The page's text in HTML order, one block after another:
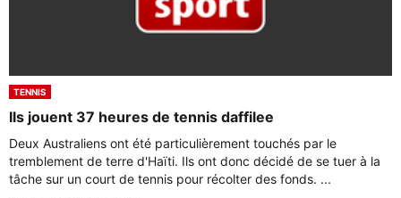
TENNIS
Ils jouent 37 heures de tennis daffilee
Deux Australiens ont été particulièrement touchés par le
tremblement de terre d'Haïti. Ils ont donc décidé de se tuer à la
tâche sur un court de tennis pour récolter des fonds. ...